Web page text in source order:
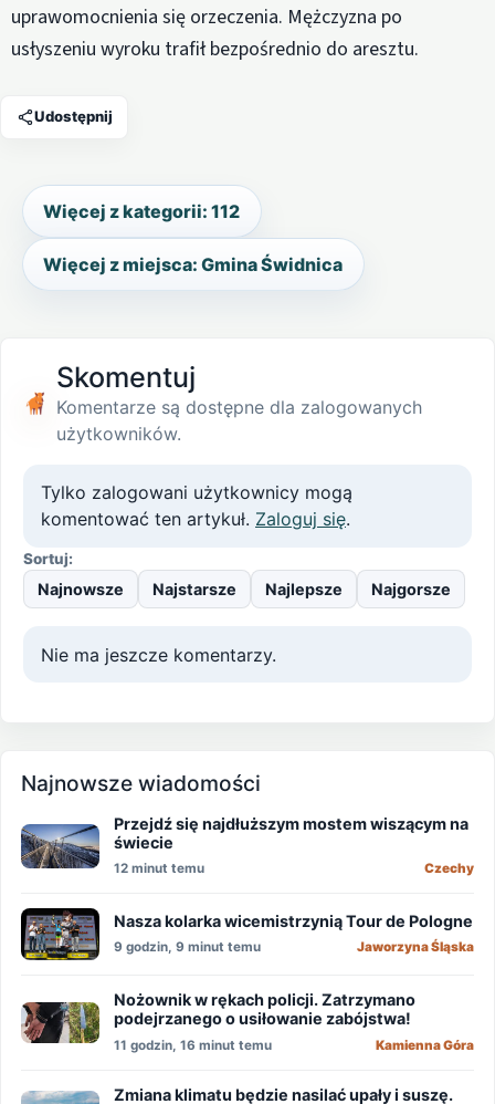
uprawomocnienia się orzeczenia. Mężczyzna po
usłyszeniu wyroku trafił bezpośrednio do aresztu.
Udostępnij
Więcej z kategorii: 112
Więcej z miejsca: Gmina Świdnica
Skomentuj
Komentarze są dostępne dla zalogowanych
użytkowników.
Tylko zalogowani użytkownicy mogą
komentować ten artykuł. Zaloguj się.
Sortuj:
Najnowsze Najstarsze Najlepsze Najgorsze
Nie ma jeszcze komentarzy.
Najnowsze wiadomości
Przejdź się najdłuższym mostem wiszącym na
świecie
12 minut temu Czechy
Nasza kolarka wicemistrzynią Tour de Pologne
9 godzin, 9 minut temu Jaworzyna Śląska
Nożownik w rękach policji. Zatrzymano
podejrzanego o usiłowanie zabójstwa!
11 godzin, 16 minut temu Kamienna Góra
Zmiana klimatu będzie nasilać upały i suszę.